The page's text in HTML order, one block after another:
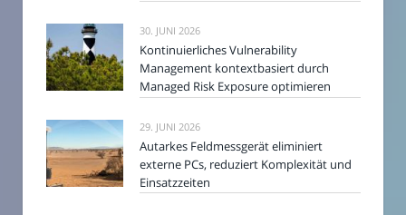
30. JUNI 2026
Kontinuierliches Vulnerability
Management kontextbasiert durch
Managed Risk Exposure optimieren
29. JUNI 2026
Autarkes Feldmessgerät eliminiert
externe PCs, reduziert Komplexität und
Einsatzzeiten